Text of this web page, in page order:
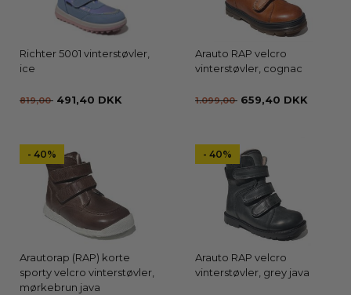
Richter 5001 vinterstøvler,
ice
819,00 491,40 DKK
Arauto RAP velcro
vinterstøvler, cognac
1.099,00 659,40 DKK
- 40%
Arautorap (RAP) korte
sporty velcro vinterstøvler,
mørkebrun java
- 40%
Arauto RAP velcro
vinterstøvler, grey java